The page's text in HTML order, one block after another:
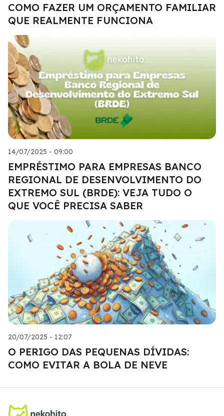
COMO FAZER UM ORÇAMENTO FAMILIAR
QUE REALMENTE FUNCIONA
14/07/2025 - 09:00
EMPRÉSTIMO PARA EMPRESAS BANCO
REGIONAL DE DESENVOLVIMENTO DO
EXTREMO SUL (BRDE): VEJA TUDO O
QUE VOCÊ PRECISA SABER
20/07/2025 - 12:07
O PERIGO DAS PEQUENAS DÍVIDAS:
COMO EVITAR A BOLA DE NEVE